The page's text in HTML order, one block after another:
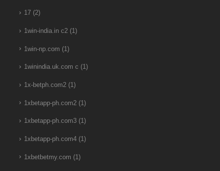
17(2)
1win-india.in c2(1)
1win-np.com (1)
1winindia.uk.com c (1)
1x-betph.com2(1)
1xbetapp-ph.com2(1)
1xbetapp-ph.com3(1)
1xbetapp-ph.com4(1)
1xbetbetmy.com (1)